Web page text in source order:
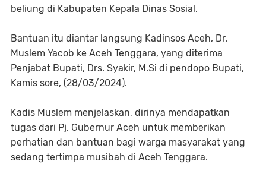
beliung di Kabupaten Kepala Dinas Sosial.
Bantuan itu diantar langsung Kadinsos Aceh, Dr.
Muslem Yacob ke Aceh Tenggara, yang diterima
Penjabat Bupati, Drs. Syakir, M.Si di pendopo Bupati,
Kamis sore, (28/03/2024).
Kadis Muslem menjelaskan, dirinya mendapatkan
tugas dari Pj. Gubernur Aceh untuk memberikan
perhatian dan bantuan bagi warga masyarakat yang
sedang tertimpa musibah di Aceh Tenggara.